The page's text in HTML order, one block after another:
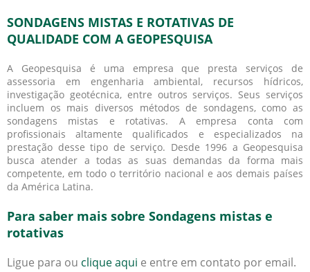
SONDAGENS MISTAS E ROTATIVAS DE
QUALIDADE COM A GEOPESQUISA
A Geopesquisa é uma empresa que presta serviços de
assessoria em engenharia ambiental, recursos hídricos,
investigação geotécnica, entre outros serviços. Seus serviços
incluem os mais diversos métodos de sondagens, como as
sondagens mistas e rotativas. A empresa conta com
profissionais altamente qualificados e especializados na
prestação desse tipo de serviço. Desde 1996 a Geopesquisa
busca atender a todas as suas demandas da forma mais
competente, em todo o território nacional e aos demais países
da América Latina.
Para saber mais sobre Sondagens mistas e
rotativas
Ligue para ou clique aqui e entre em contato por email.